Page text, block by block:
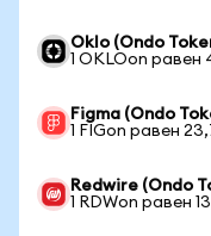
Oklo (Ondo
1 OKLOon равен
Figma (Ondo
1 FIGon равен
Redwire (Ondo
1 RDWon равен